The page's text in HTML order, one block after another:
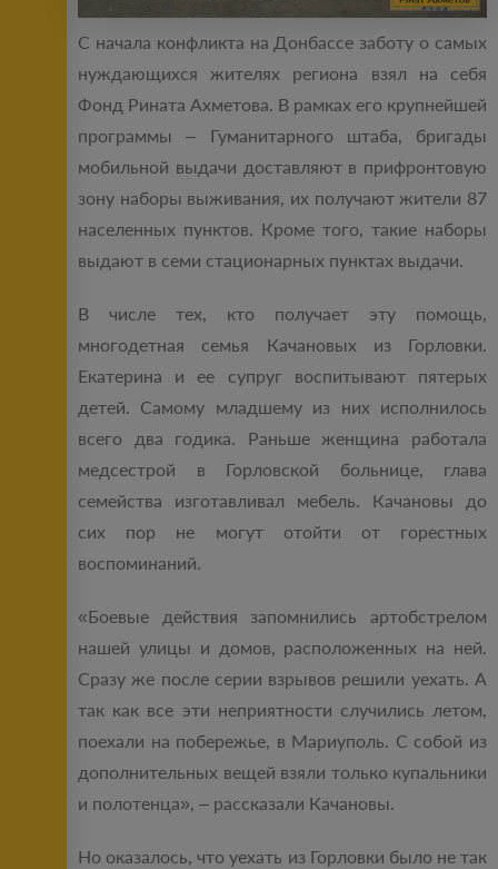
С начала конфликта на Донбассе заботу о самых
нуждающихся жителях региона взял на себя
Фонд Рината Ахметова. В рамках его крупнейшей
программы – Гуманитарного штаба, бригады
мобильной выдачи доставляют в прифронтовую
зону наборы выживания, их получают жители 87
населенных пунктов. Кроме того, такие наборы
выдают в семи стационарных пунктах выдачи.
В числе тех, кто получает эту помощь,
многодетная семья Качановых из Горловки.
Екатерина и ее супруг воспитывают пятерых
детей. Самому младшему из них исполнилось
всего два годика. Раньше женщина работала
медсестрой в Горловской больнице, глава
семейства изготавливал мебель. Качановы до
сих пор не могут отойти от горестных
воспоминаний.
«Боевые действия запомнились артобстрелом
нашей улицы и домов, расположенных на ней.
Сразу же после серии взрывов решили уехать. А
так как все эти неприятности случились летом,
поехали на побережье, в Мариуполь. С собой из
дополнительных вещей взяли только купальники
и полотенца», – рассказали Качановы.
Но оказалось, что уехать из Горловки было не так